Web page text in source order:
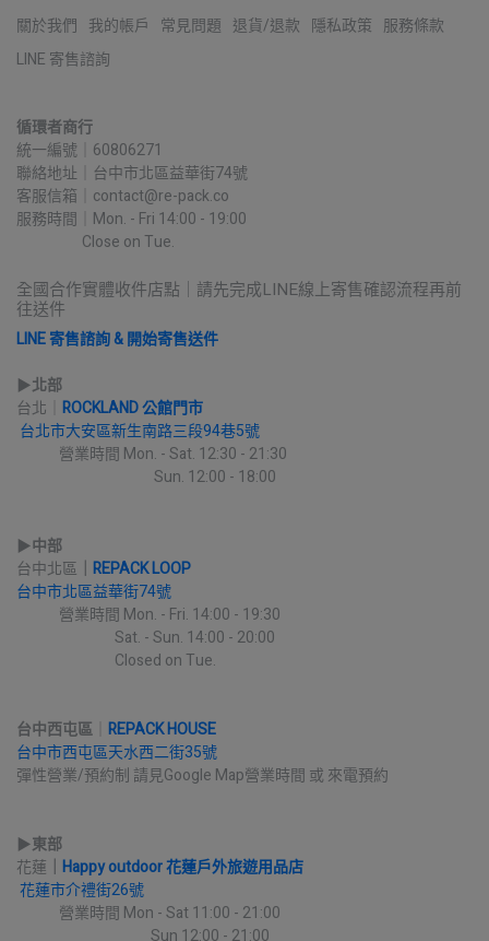
關於我們 我的帳戶 常見問題 退貨/退款 隱私政策 服務條款
LINE 寄售諮詢
循環者商行
統一編號｜60806271
聯絡地址｜台中市北區益華街74號
客服信箱｜contact@re-pack.co
服務時間｜Mon. - Fri 14:00 - 19:00
Close on Tue.
全國合作實體收件店點｜請先完成LINE線上寄售確認流程再前
往送件
LINE 寄售諮詢 & 開始寄售送件
▶︎北部
台北｜ ROCKLAND 公館門市
台北市大安區新生南路三段94巷5號
營業時間 Mon. - Sat. 12:30 - 21:30
Sun. 12:00 - 18:00
▶︎中部
台中北區
REPACK LOOP
台中市北區益華街74號
營業時間 Mon. - Fri. 14:00 - 19:30
Sat. - Sun. 14:00 - 20:00
Closed on Tue.
台中西屯區
REPACK HOUSE
台中市西屯區天水西二街35號
彈性營業/預約制 請見Google Map營業時間 或 來電預約
▶︎東部
花蓮
Happy outdoor 花蓮戶外旅遊用品店
花蓮市介禮街26號
營業時間 Mon - Sat 11:00 - 21:00
Sun 12:00 - 21:00